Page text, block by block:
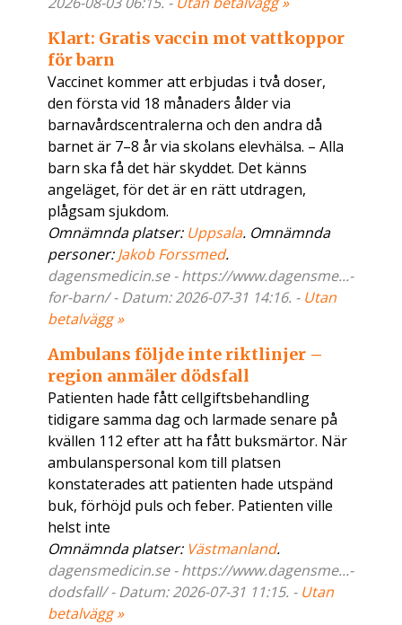
Klart: Gratis vaccin mot vattkoppor
för barn
Vaccinet kommer att erbjudas i två doser,
den första vid 18 månaders ålder via
barnavårdscentralerna och den andra då
barnet är 7–8 år via skolans elevhälsa. – Alla
barn ska få det här skyddet. Det känns
angeläget, för det är en rätt utdragen,
plågsam sjukdom.
Omnämnda platser: Uppsala. Omnämnda
personer:Jakob Forssmed.
dagensmedicin.se - https://www.dagensme...-
for-barn/ - Datum: 2026-07-31 14:16. - Utan
betalvägg »
Ambulans följde inte riktlinjer –
region anmäler dödsfall
Patienten hade fått cellgiftsbehandling
tidigare samma dag och larmade senare på
kvällen 112 efter att ha fått buksmärtor. När
ambulanspersonal kom till platsen
konstaterades att patienten hade utspänd
buk, förhöjd puls och feber. Patienten ville
helst inte
Omnämnda platser: Västmanland.
dagensmedicin.se - https://www.dagensme...-
dodsfall/ - Datum: 2026-07-31 11:15. - Utan
betalvägg »